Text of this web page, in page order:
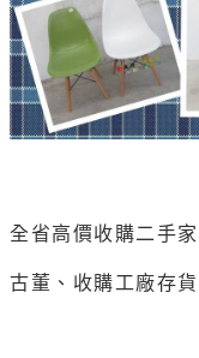
全省高價收購二手
古董、收購工廠存